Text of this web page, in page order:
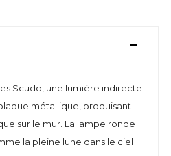
Scudo, une lumière indirecte
métallique, produisant
sur le mur. La lampe ronde
la pleine lune dans le ciel